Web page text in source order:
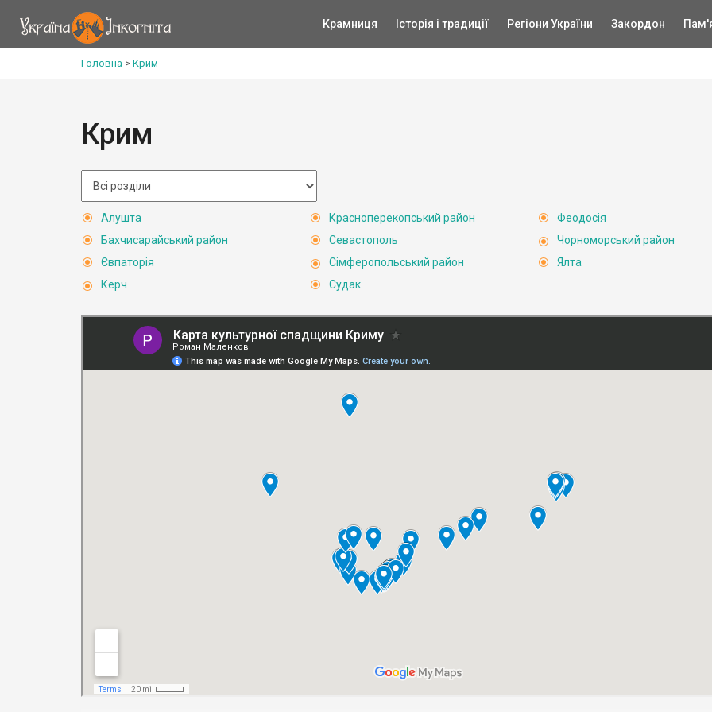
Крамниця Історія і традиції Регіони України Закордон
Головна > Крим
Крим
Алушта
Бахчисарайський район
Євпаторія
Керч
Красноперекопський район
Севастополь
Сімферопольський район
Судак
Феодосія
Чорноморський район
Ялта